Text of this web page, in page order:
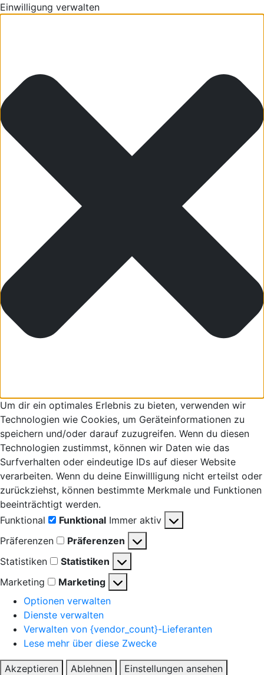
Einwilligung verwalten
Um dir ein optimales Erlebnis zu bieten, verwenden wir
Technologien wie Cookies, um Geräteinformationen zu
speichern und/oder darauf zuzugreifen. Wenn du diesen
Technologien zustimmst, können wir Daten wie das
Surfverhalten oder eindeutige IDs auf dieser Website
verarbeiten. Wenn du deine Einwillligung nicht erteilst oder
zurückziehst, können bestimmte Merkmale und Funktionen
beeinträchtigt werden.
Funktional
Funktional Immer aktiv
Präferenzen
Präferenzen
Statistiken
Statistiken
Marketing
Marketing
Optionen verwalten
Dienste verwalten
Verwalten von {vendor_count}-Lieferanten
Lese mehr über diese Zwecke
Akzeptieren Ablehnen
Einstellungen ansehen